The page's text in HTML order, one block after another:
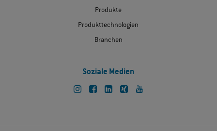
Produkte
Produkttechnologien
Branchen
Soziale Medien